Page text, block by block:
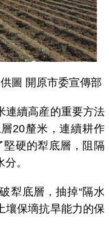
圖 開原市委宣傳部
續高産的重要方法
20釐米，連續耕作
硬的犁底層，阻隔
。
底層，抽掉“隔水
壤保墑抗旱能力的保